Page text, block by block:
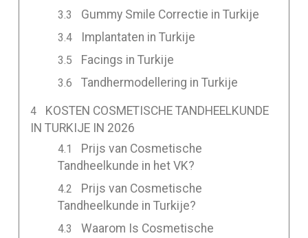
Gummy Smile Correctie in Turkije
Implantaten in Turkije
Facings in Turkije
Tandhermodellering in Turkije
KOSTEN COSMETISCHE TANDHEELKUNDE
IN TURKIJE IN 2026
Prijs van Cosmetische
Tandheelkunde in het VK?
Prijs van Cosmetische
Tandheelkunde in Turkije?
Waarom Is Cosmetische